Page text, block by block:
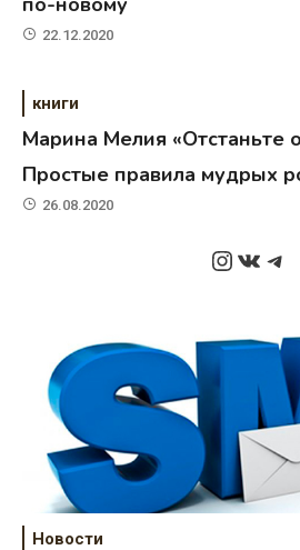
22.12.2020
книги
Марина Мелия «Отстаньте
Простые правила мудрых
26.08.2020
Новости